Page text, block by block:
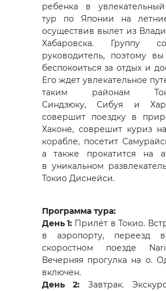
ребенка в
тур по Японии на
осуществив вылет из
Хабаровска. Группу
руководитель, поэтому
беспокоиться за отдых и
Его ждет увлекательное
таким районам
Синдзюку, Сибуя и
совершит поездку в
Хаконе, соврешит куриз
корабле, посетит
а также прокатится на
в уникальном
Токио Диснейси.
Программа тура:
День 1:Прилёт в Токио.
в аэропорту, переезд
скоростном поезде
Вечерняя прогулка на о.
включен.
День 2:Завтрак.